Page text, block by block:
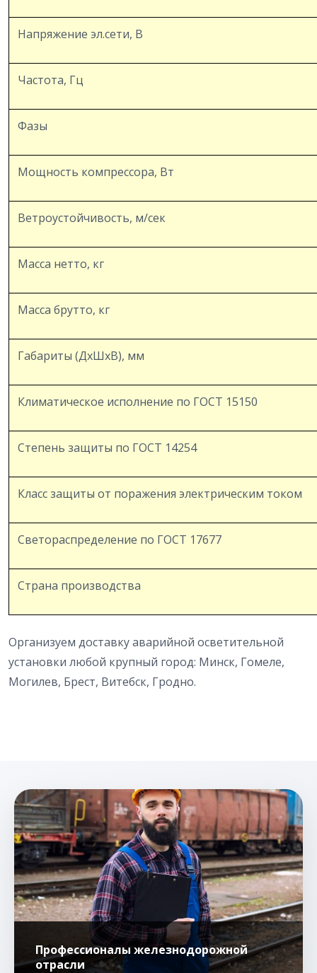
Напряжение эл.сети, В
Частота, Гц
Фазы
Мощность компрессора, Вт
Ветроустойчивость, м/сек
Масса нетто, кг
Масса брутто, кг
Габариты (ДхШхВ), мм
Климатическое исполнение по ГОСТ 15150
Степень защиты по ГОСТ 14254
Класс защиты от поражения электрическим током
Светораспределение по ГОСТ 17677
Страна производства
Организуем доставку аварийной осветительной
установки любой крупный город: Минск, Гомеле,
Могилев, Брест, Витебск, Гродно.
Профессионалы железнодорожной
отрасли